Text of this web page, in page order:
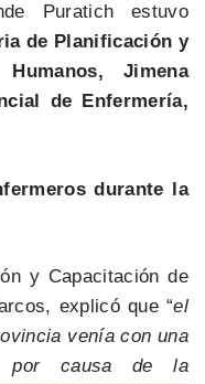
Puratich estuvo
de Planificación y
Jimena
de Enfermería,
durante la
y Capacitación de
explicó que “el
venía con una
por causa de la